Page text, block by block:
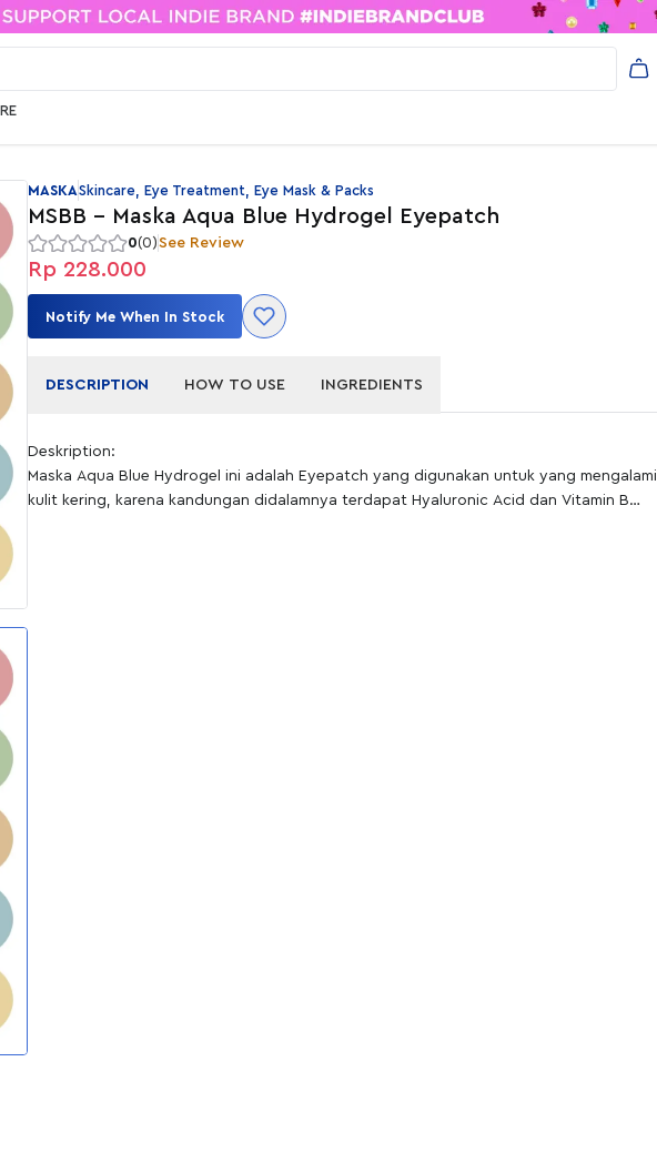
MASKASkincare, Eye Treatment, Eye Mask & Packs
MSBB - Maska Aqua Blue Hydrogel Eyepatch
0(0)See Review
Rp 228.000
Notify Me When In Stock
DESCRIPTION HOW TO USE INGREDIENTS
Deskription:
Maska Aqua Blue Hydrogel ini adalah Eyepatch yang digunakan untuk yang mengalami
kulit kering, karena kandungan didalamnya terdapat Hyaluronic Acid dan Vitamin B